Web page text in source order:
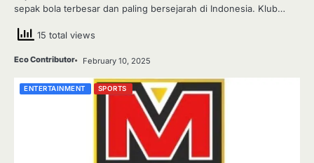
sepak bola terbesar dan paling bersejarah di Indonesia. Klub…
15 total views
Eco Contributor February 10, 2025
ENTERTAINMENT SPORTS